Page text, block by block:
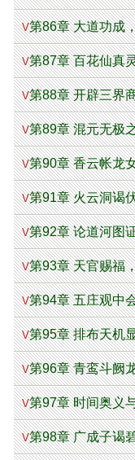
V第86章 大道功成
V第87章 百花仙真
V第88章 开辟三界
V第89章 混元无极
V第90章 香云帐龙
紫气显天机
V第91章 火云洞谒
剑！！
V第92章 论道河图
V第93章 天官赐福
V第94章 五庄观中
V第95章 排布天机
V第96章 青鸾斗阙
六颗定海珠
V第97章 时间奥义
大道功成！
V第98章 广成子谒